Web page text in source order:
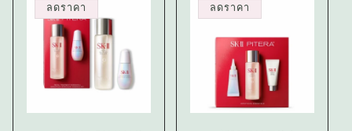
ลดราคา ลดราคา